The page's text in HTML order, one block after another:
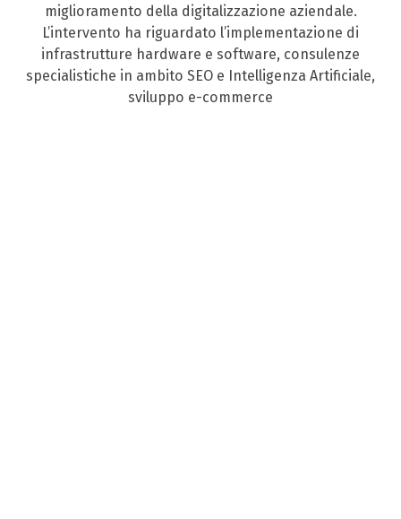
miglioramento della digitalizzazione aziendale.
L’intervento ha riguardato l’implementazione di
infrastrutture hardware e software, consulenze
specialistiche in ambito SEO e Intelligenza Artificiale,
sviluppo e-commerce